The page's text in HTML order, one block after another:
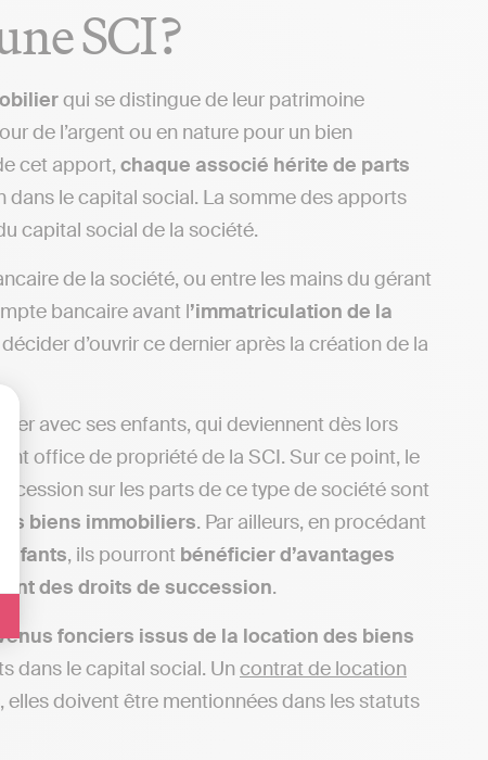
vos Options
SCI ?
qui se distingue de leur patrimoine
de l’argent ou en nature pour un bien
cet apport, chaque associé hérite de parts
le capital social. La somme des apports
capital social de la société.
de la société, ou entre les mains du gérant
bancaire avant l’immatriculation de la
d’ouvrir ce dernier après la création de la
avec ses enfants, qui deviennent dès lors
office de propriété de la SCI. Sur ce point, le
sur les parts de ce type de société sont
biens immobiliers. Par ailleurs, en procédant
, ils pourront bénéficier d’avantages
des droits de succession.
fonciers issus de la location des biens
dans le capital social. Uncontrat de location
doivent être mentionnées dans les statuts